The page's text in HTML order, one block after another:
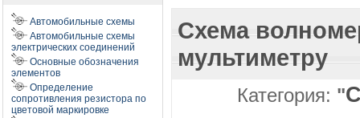
Автомобильные схемы
Автомобильные схемы
электрических соединений
Основные обозначения
элементов
Определение
сопротивления резистора по
цветовой маркировке
Схема
мультиметру
Категория: "